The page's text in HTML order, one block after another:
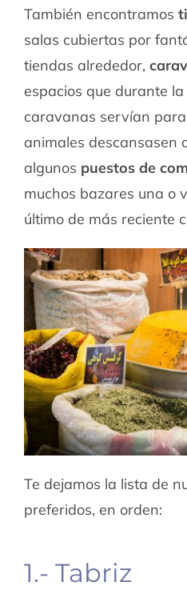
También encontramos
salas cubiertas por
tiendas alrededor,
espacios que durante
caravanas servían
animales descansasen
algunos puestos de
muchos bazares una o
último de más reciente
Te dejamos la lista de
preferidos, en orden:
1.- Tabriz